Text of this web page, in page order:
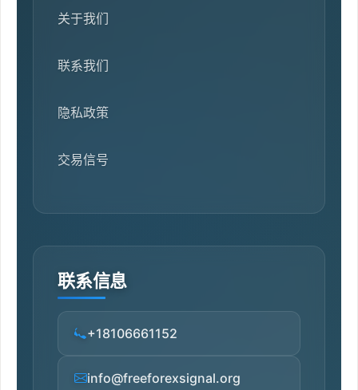
关于我们
联系我们
隐私政策
交易信号
联系信息
+18106661152
info@freeforexsignal.org